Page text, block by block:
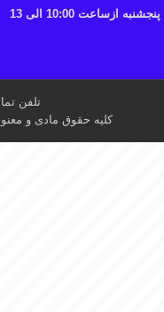
پنجشنبه ازساعت 10:00 الی 13
تلفن تماس : 424
کلیه حقوق مادی و